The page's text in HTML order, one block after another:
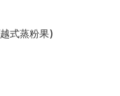
式蒸粉果)